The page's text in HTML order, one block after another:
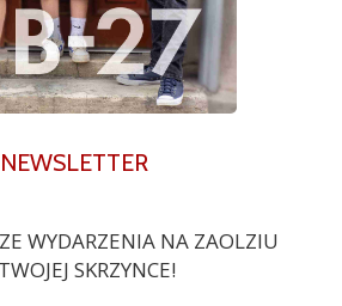
NEWSLETTER
WYDARZENIA NA ZAOLZIU
SKRZYNCE!